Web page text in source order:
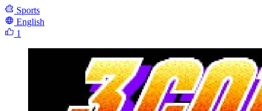
Sports
English
1